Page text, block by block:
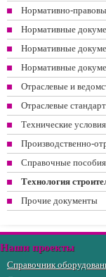
Нормативно-
Нормативные
Нормативные
Нормативные
Отраслевые и
Отраслевые
Технические
Производственно-
Справочные
Технология
Прочие документы
Наши проекты
Справочник